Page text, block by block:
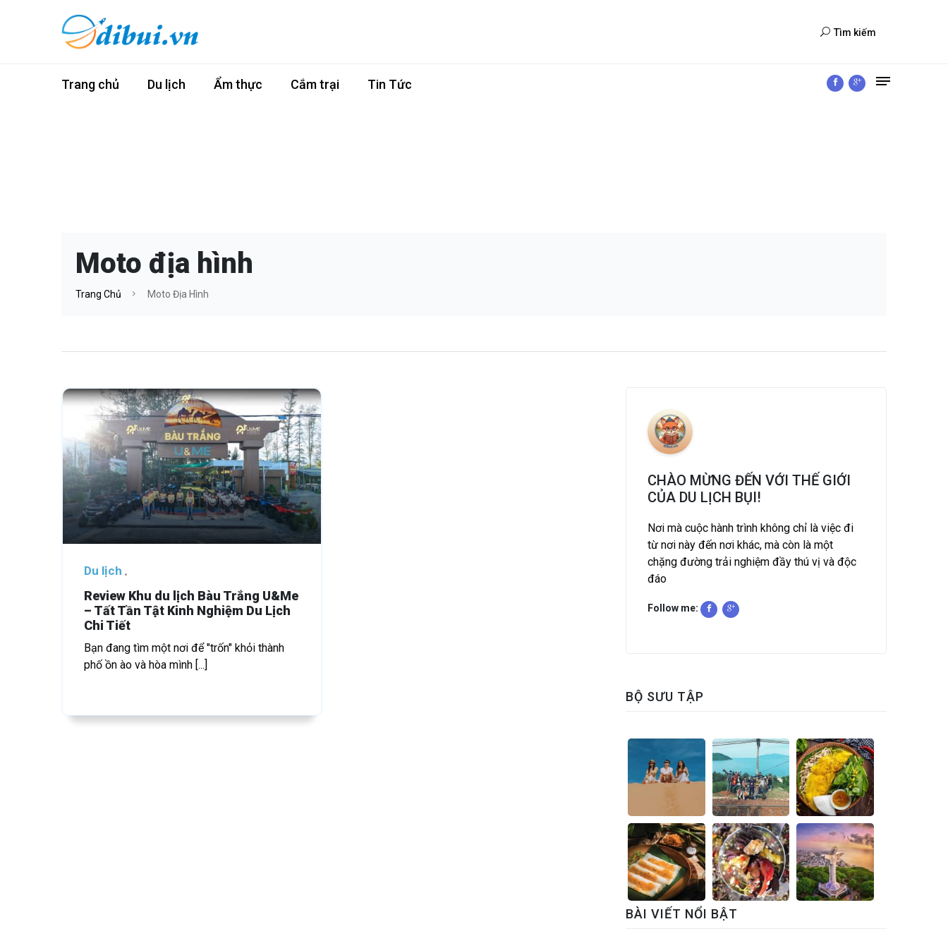
Tìm kiếm
Trang chủ Du lịch Ẩm thực Cắm trại Tin Tức
Moto địa hình
Trang Chủ Moto Địa Hình
Du lịch
Review Khu du lịch Bàu Trắng U&Me
– Tất Tần Tật Kinh Nghiệm Du Lịch
Chi Tiết
Bạn đang tìm một nơi để "trốn" khỏi thành
phố ồn ào và hòa mình [...]
CHÀO MỪNG ĐẾN VỚI THẾ GIỚI
CỦA DU LỊCH BỤI!
Nơi mà cuộc hành trình không chỉ là việc đi
từ nơi này đến nơi khác, mà còn là một
chặng đường trải nghiệm đầy thú vị và độc
đáo
Follow me:
BỘ SƯU TẬP
BÀI VIẾT NỔI BẬT